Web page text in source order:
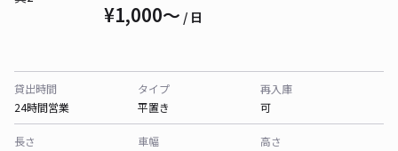
¥1,000〜 / 日
貸出時間
24時間営業
タイプ
平置き
再入庫
可
長さ
車幅
高さ